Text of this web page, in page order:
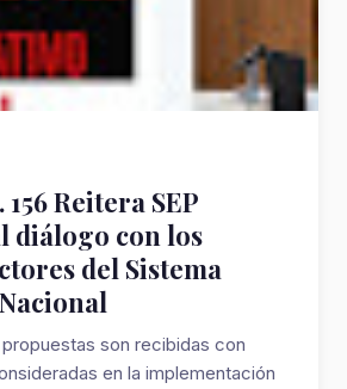
Reitera SEP
diálogo con los
del Sistema
son recibidas con
en la implementación